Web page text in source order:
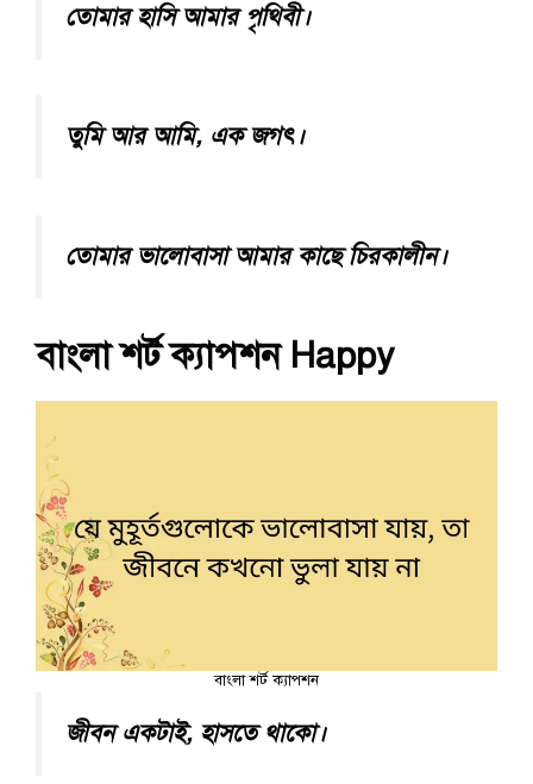
তোমার হাসি আমার পৃথিবী।
তুমি আর আমি, এক জগৎ।
তোমার ভালোবাসা আমার কাছে চিরকালীন।
বাংলা শর্ট ক্যাপশন Happy
বাংলা শর্ট ক্যাপশন
জীবন একটাই, হাসতে থাকো।